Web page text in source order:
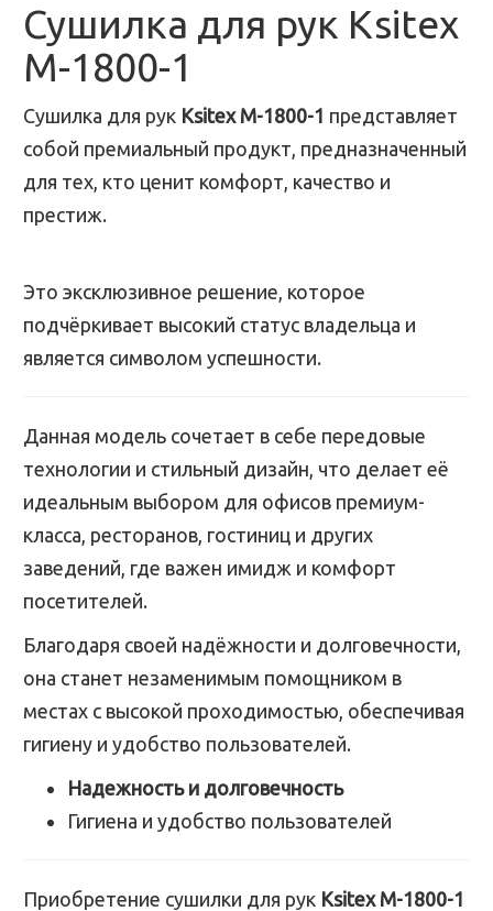
Сушилка для рук Ksitex
M-1800-1
Сушилка для рук Ksitex M-1800-1 представляет
собой премиальный продукт, предназначенный
для тех, кто ценит комфорт, качество и
престиж.
Это эксклюзивное решение, которое
подчёркивает высокий статус владельца и
является символом успешности.
Данная модель сочетает в себе передовые
технологии и стильный дизайн, что делает её
идеальным выбором для офисов премиум-
класса, ресторанов, гостиниц и других
заведений, где важен имидж и комфорт
посетителей.
Благодаря своей надёжности и долговечности,
она станет незаменимым помощником в
местах с высокой проходимостью, обеспечивая
гигиену и удобство пользователей.
Надежность и долговечность
Гигиена и удобство пользователей
Приобретение сушилки для рук Ksitex M-1800-1